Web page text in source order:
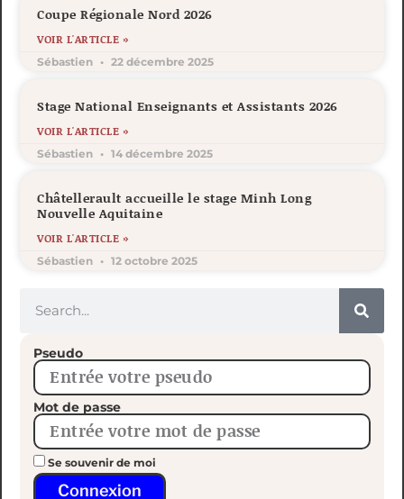
Coupe Régionale Nord 2026
VOIR L'ARTICLE »
Sébastien 22 décembre 2025
Stage National Enseignants et Assistants 2026
VOIR L'ARTICLE »
Sébastien 14 décembre 2025
Châtellerault accueille le stage Minh Long
Nouvelle Aquitaine
VOIR L'ARTICLE »
Sébastien 12 octobre 2025
Pseudo
Mot de passe
Se souvenir de moi
Connexion